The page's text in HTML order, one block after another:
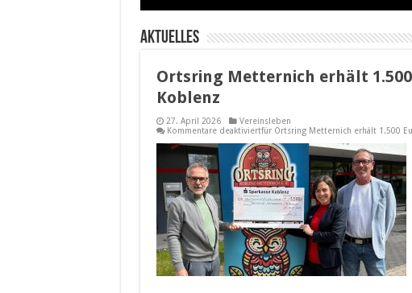
Aktuelles
Ortsring Metternich erhält
Koblenz
27. April 2026
Vereinsleben
Kommentare deaktiviertfür Ortsring Metternich erhält 1.500